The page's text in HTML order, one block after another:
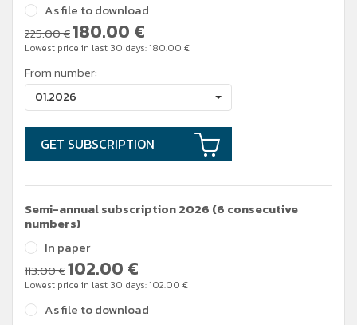
As file to download
225.00 €180.00 €
Lowest price in last 30 days:180.00 €
From number:
01.2026
GET SUBSCRIPTION
Semi-annual subscription 2026 (6 consecutive
numbers)
In paper
113.00 €102.00 €
Lowest price in last 30 days:102.00 €
As file to download